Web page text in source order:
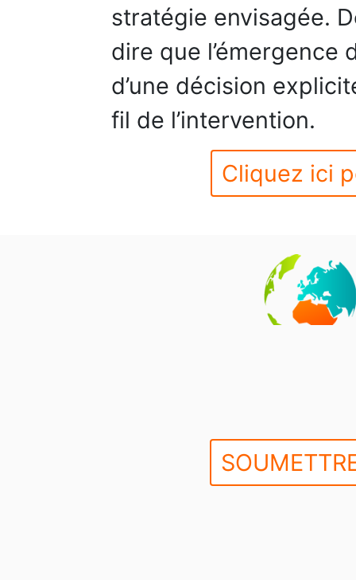
stratégie envisagée.
dire que l’émergence
d’une décision
fil de l’intervention.
Cliquez ici